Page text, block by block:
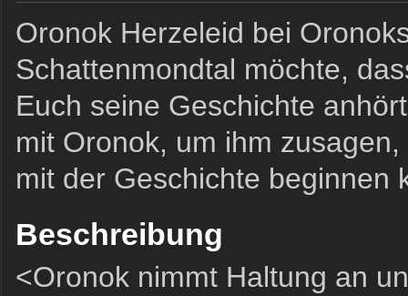
Oronok Herzeleid bei
Schattenmondtal möchte,
Euch seine Geschichte
mit Oronok, um ihm
mit der Geschichte beginnen
Beschreibung
<Oronok nimmt Haltung an